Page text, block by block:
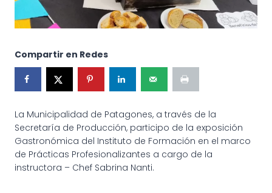
Compartir en Redes
La Municipalidad de Patagones, a través de la
Secretaría de Producción, participo de la exposición
Gastronómica del Instituto de Formación en el marco
de Prácticas Profesionalizantes a cargo de la
instructora – Chef Sabrina Nanti.